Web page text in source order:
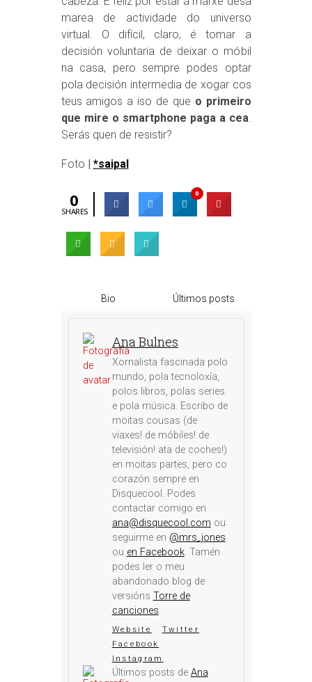
marea de actividade do universo
virtual. O difícil, claro, é tomar a
decisión voluntaria de deixar o móbil
na casa, pero sempre podes optar
pola decisión intermedia de xogar cos
teus amigos a iso de que o primeiro
que mire o smartphone paga a cea
Serás quen de resistir?
Foto | *saipal
0
SHARES
0
Bio Últimos posts
Ana Bulnes
Xornalista fascinada polo
mundo, pola tecnoloxía,
polos libros, polas series
e pola música. Escribo de
moitas cousas (de
viaxes! de móbiles! de
televisión! ata de coches!)
en moitas partes, pero co
corazón sempre en
Disquecool. Podes
contactar comigo en
ana@disquecool.com ou
seguirme en @mrs_jones
ou en Facebook. Tamén
podes ler o meu
abandonado blog de
versións Torre de
canciones.
Website
Twitter
Facebook
Instagram
Últimos posts de Ana